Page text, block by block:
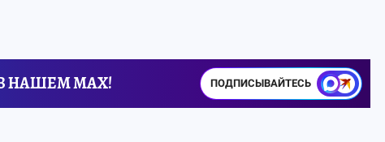
НАШЕМ MAX! ПОДПИСЫВАЙТЕСЬ